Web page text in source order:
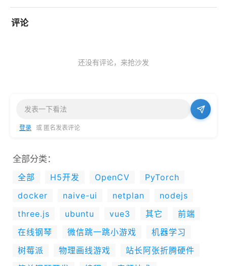
评论
还没有评论，来抢沙发
登录 或 匿名发表评论
全部分类：
全部
H5开发 OpenCV
PyTorch
docker
naive-ui netplan
nodejs
three.js
ubuntu vue3 其它
前端
在线钢琴
微信跳一跳小游戏
机器学习
树莓派
物理画线游戏
站长阿张折腾硬件